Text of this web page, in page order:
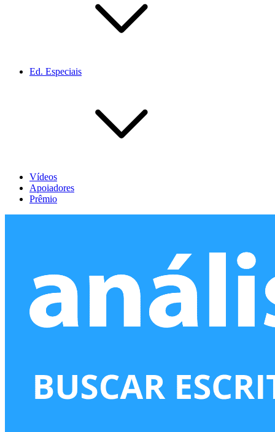
Ed. Especiais
Vídeos
Apoiadores
Prêmio